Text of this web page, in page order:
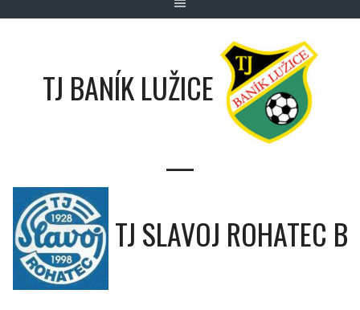
TJ BANÍK LUŽICE
—
TJ SLAVOJ ROHATEC B